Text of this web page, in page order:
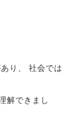
り 、
社会では
解できまし